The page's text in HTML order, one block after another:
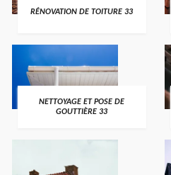
RÉNOVATION DE TOITURE 33
NETTOYAGE ET POSE DE
GOUTTIÈRE 33